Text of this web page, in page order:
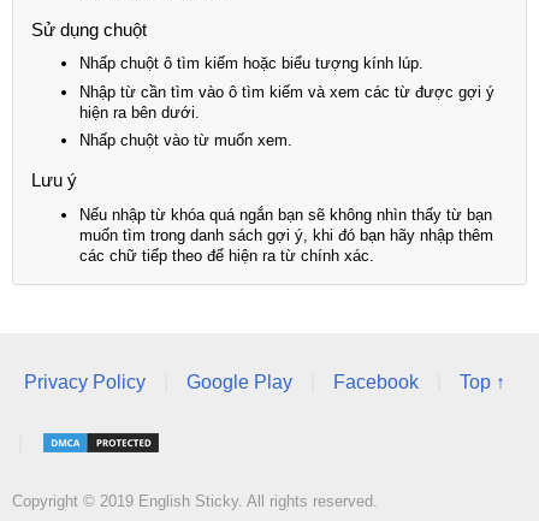
Sử dụng chuột
Nhấp chuột ô tìm kiếm hoặc biểu tượng kính lúp.
Nhập từ cần tìm vào ô tìm kiếm và xem các từ được gợi ý
hiện ra bên dưới.
Nhấp chuột vào từ muốn xem.
Lưu ý
Nếu nhập từ khóa quá ngắn bạn sẽ không nhìn thấy từ bạn
muốn tìm trong danh sách gợi ý, khi đó bạn hãy nhập thêm
các chữ tiếp theo để hiện ra từ chính xác.
Privacy Policy Google Play Facebook Top ↑
Copyright © 2019 English Sticky. All rights reserved.